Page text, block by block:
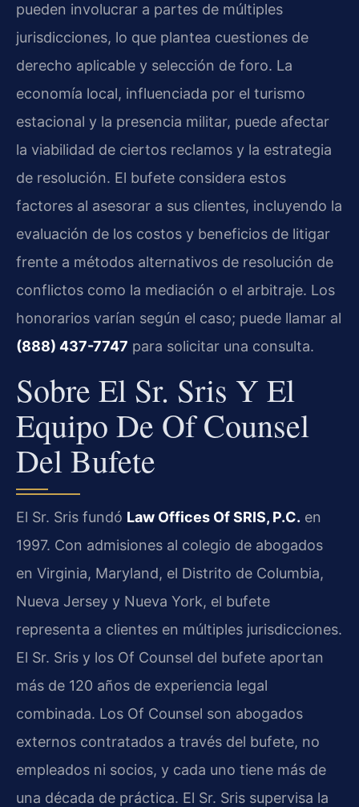
pueden involucrar a partes de múltiples
jurisdicciones, lo que plantea cuestiones de
derecho aplicable y selección de foro. La
economía local, influenciada por el turismo
estacional y la presencia militar, puede afectar
la viabilidad de ciertos reclamos y la estrategia
de resolución. El bufete considera estos
factores al asesorar a sus clientes, incluyendo la
evaluación de los costos y beneficios de litigar
frente a métodos alternativos de resolución de
conflictos como la mediación o el arbitraje. Los
honorarios varían según el caso; puede llamar al
(888) 437-7747 para solicitar una consulta.
Sobre El Sr. Sris Y El
Equipo De Of Counsel
Del Bufete
El Sr. Sris fundó Law Offices Of SRIS, P.C. en
1997. Con admisiones al colegio de abogados
en Virginia, Maryland, el Distrito de Columbia,
Nueva Jersey y Nueva York, el bufete
representa a clientes en múltiples jurisdicciones.
El Sr. Sris y los Of Counsel del bufete aportan
más de 120 años de experiencia legal
combinada. Los Of Counsel son abogados
externos contratados a través del bufete, no
empleados ni socios, y cada uno tiene más de
una década de práctica. El Sr. Sris supervisa la